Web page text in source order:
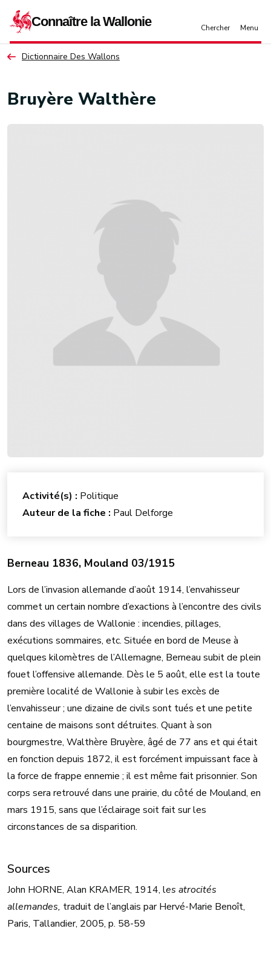
Dictionnaire Des Wallons
Bruyère Walthère
Berneau 1836, Mouland 03/1915
Lors de l’invasion allemande d’août 1914, l’envahisseur
commet un certain nombre d’exactions à l’encontre des civils
dans des villages de Wallonie : incendies, pillages,
exécutions sommaires, etc. Située en bord de Meuse à
quelques kilomètres de l’Allemagne, Berneau subit de plein
fouet l’offensive allemande. Dès le 5 août, elle est la toute
première localité de Wallonie à subir les excès de
l’envahisseur ; une dizaine de civils sont tués et une petite
centaine de maisons sont détruites. Quant à son
bourgmestre, Walthère Bruyère, âgé de 77 ans et qui était
en fonction depuis 1872, il est forcément impuissant face à
la force de frappe ennemie ; il est même fait prisonnier. Son
corps sera retrouvé dans une prairie, du côté de Mouland, en
mars 1915, sans que l’éclairage soit fait sur les
circonstances de sa disparition.
Sources
John HORNE, Alan KRAMER, 1914, les atrocités
allemandes, traduit de l’anglais par Hervé-Marie Benoît,
Paris, Tallandier, 2005, p. 58-59
Activité(s) : Politique
Auteur de la fiche : Paul Delforge